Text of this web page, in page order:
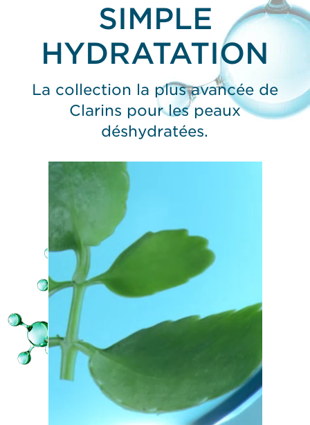
SIMPLE
HYDRATATION
La collection la plus avancée de
Clarins pour les peaux
déshydratées.